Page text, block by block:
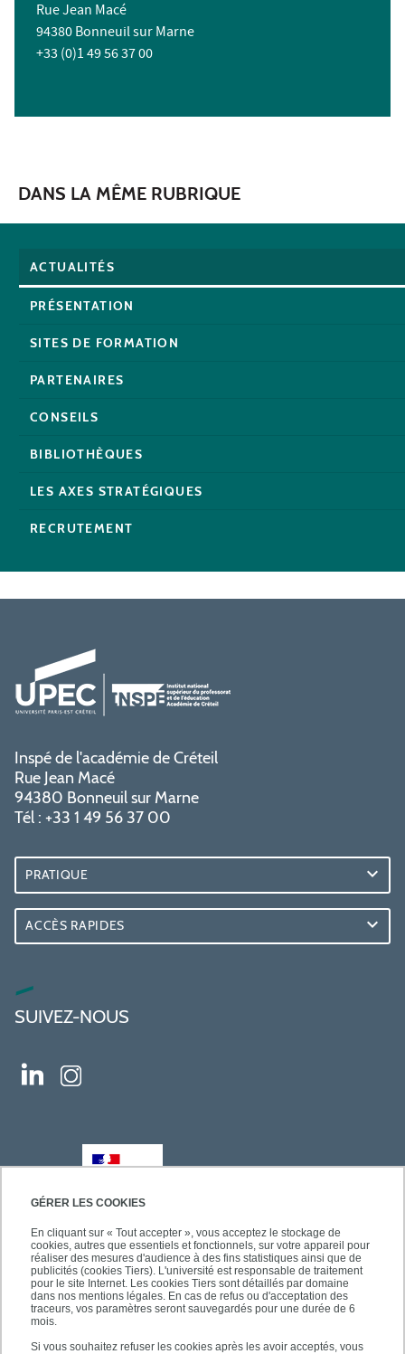
GÉRER LES COOKIES
En cliquant sur « Tout accepter », vous acceptez le stockage de
cookies, autres que essentiels et fonctionnels, sur votre appareil pour
réaliser des mesures d'audience à des fins statistiques ainsi que de
publicités (cookies Tiers). L'université est responsable de traitement
pour le site Internet. Les cookies Tiers sont détaillés par domaine
dans nos mentions légales. En cas de refus ou d'acceptation des
traceurs, vos paramètres seront sauvegardés pour une durée de 6
mois.
Si vous souhaitez refuser les cookies après les avoir acceptés, vous
Rue Jean Macé
94380 Bonneuil sur Marne
+33 (0)1 49 56 37 00
DANS LA MÊME RUBRIQUE
ACTUALITÉS
PRÉSENTATION
SITES DE FORMATION
PARTENAIRES
CONSEILS
BIBLIOTHÈQUES
LES AXES STRATÉGIQUES
RECRUTEMENT
Inspé de l'académie de Créteil
Rue Jean Macé
94380 Bonneuil sur Marne
Tél : +33 1 49 56 37 00
PRATIQUE
ACCÈS RAPIDES
SUIVEZ-NOUS